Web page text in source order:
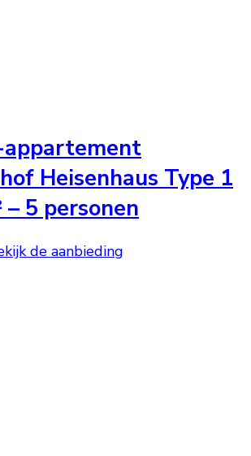
Heisenhaus Type 1
– 5 personen
de aanbieding